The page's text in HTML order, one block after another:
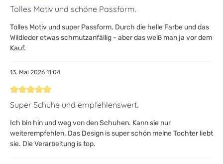
Bewertung mit 5 von 5 Sternen
Tolles Motiv und schöne Passform.
Tolles Motiv und super Passform. Durch die helle Farbe und das
Wildleder etwas schmutzanfällig - aber das weiß man ja vor dem
Kauf.
13. Mai 2026 11:04
Bewertung mit 5 von 5 Sternen
Super Schuhe und empfehlenswert.
Ich bin hin und weg von den Schuhen. Kann sie nur
weiterempfehlen. Das Design is super schön meine Tochter liebt
sie. Die Verarbeitung is top.